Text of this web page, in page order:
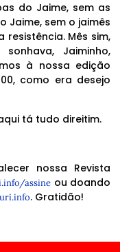
do Jaime, sem as
Jaime, sem o jaimês
resistência. Mês sim,
Jaiminho,
à nossa edição
como era desejo
tá tudo direitim.
nossa Revista
assine ou doando
. Gratidão!